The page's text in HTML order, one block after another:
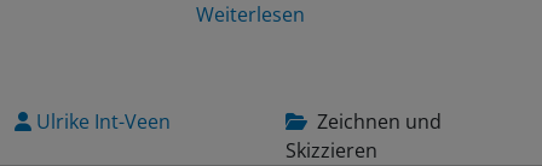
Weiterlesen
Ulrike Int-Veen
Zeichnen und
Skizzieren